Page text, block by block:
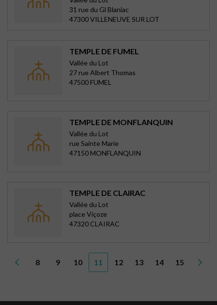
31 rue du Gl Blaniac
47300 VILLENEUVE SUR LOT
TEMPLE DE FUMEL
Vallée du Lot
27 rue Albert Thomas
47500 FUMEL
TEMPLE DE MONFLANQUIN
Vallée du Lot
rue Sainte Marie
47150 MONFLANQUIN
TEMPLE DE CLAIRAC
Vallée du Lot
place Viçoze
47320 CLAIRAC
8 9 10 11 12 13 14 15